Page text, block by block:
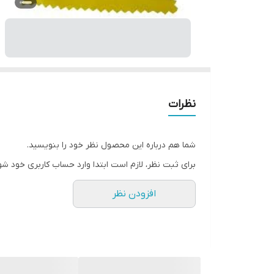
نظرات
شما هم درباره این محصول نظر خود را بنویسید.
برای ثبت نظر، لازم است ابتدا وارد حساب کاربری خود
افزودن نظر